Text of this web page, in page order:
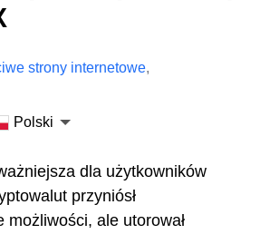
strony internetowe,
Polski
dla użytkowników
przyniósł
możliwości, ale utorował